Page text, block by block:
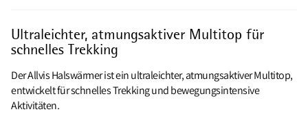
Ultraleichter, atmungsaktiver Multitop für
schnelles Trekking
Der Allvis Halswärmer ist ein ultraleichter, atmungsaktiver Multitop,
entwickelt für schnelles Trekking und bewegungsintensive
Aktivitäten.